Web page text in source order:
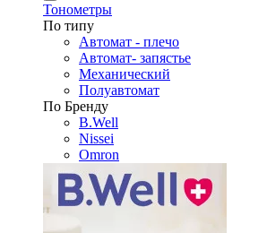
Тонометры
По типу
Автомат - плечо
Автомат- запястье
Механический
Полуавтомат
По Бренду
B.Well
Nissei
Omron